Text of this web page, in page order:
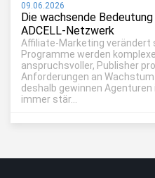
09.06.2026
Die wachsende
ADCELL-Netzwerk
Affiliate-Marketing verändert
Programme werden
anspruchsvoller, Publisher
Anforderungen an
deshalb gewinnen
immer stär...